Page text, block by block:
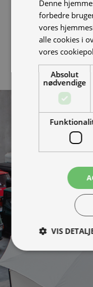
NIU forhandler.
ikke er blacklistet,
batteriet sidder i en
Denne
forbedre
vores
alle cookies i
vores
Absolut
nødvendige
VIS